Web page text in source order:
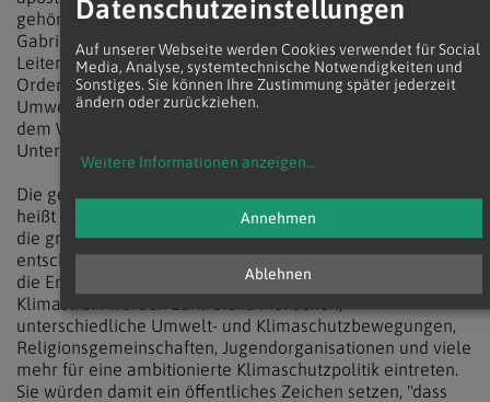
gehören P. Franz Helm, Rektor des Missionshauses St.
Gabriel der Steyler Missionare, Sr. Anneliese Herzig,
Leiterin des Bereichs "Mission und Soziales" bei den
Ordensgemeinschaften Österreich, Andrea Kampelmühler,
Umweltbeauftragte der Evangelischen Kirche Wien, sowie
dem Wiener Pastoralamtsleiter Thomas Beranek zu den
Unterzeichnern.
Die gefährliche globale Erderhitzung sei kein Schicksal,
heißt es in der Erklärung. Wenn die Regierungen weltweit
die großen Hebel dafür in Gang bringen und mit
entschlossenem, raschem Klimaschutz beginnen, könne
die Erwärmung eingedämmt werden. Beim weltweiten
Klimastreik würden zahlreiche Menschen,
unterschiedliche Umwelt- und Klimaschutzbewegungen,
Religionsgemeinschaften, Jugendorganisationen und viele
mehr für eine ambitionierte Klimaschutzpolitik eintreten.
Sie würden damit ein öffentliches Zeichen setzen, "dass
Datenschutzeinstellungen
Auf unserer Webseite werden Cookies verwendet für Social
Media, Analyse, systemtechnische Notwendigkeiten und
Sonstiges. Sie können Ihre Zustimmung später jederzeit
ändern oder zurückziehen.
Weitere Informationen anzeigen...
Ablehnen
Annehmen